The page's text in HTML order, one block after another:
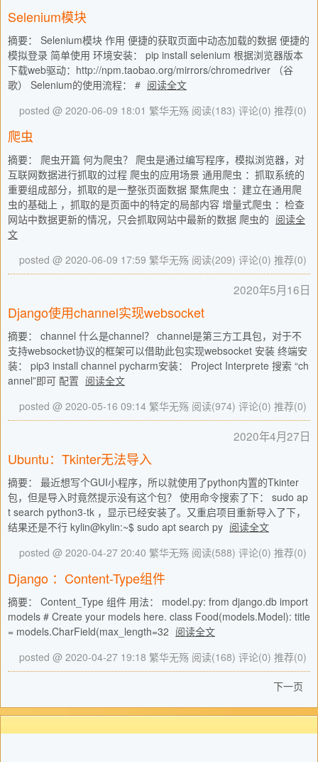
Selenium模块
摘要： Selenium模块 作用 便捷的获取页面中动态加载的数据 便捷的
模拟登录 简单使用 环境安装： pip install selenium 根据浏览器版本
下载web驱动：http://npm.taobao.org/mirrors/chromedriver （谷
歌） Selenium的使用流程： # 阅读全文
posted @ 2020-06-09 18:01 繁华无殇 阅读(183) 评论(0) 推荐(0)
爬虫
摘要： 爬虫开篇 何为爬虫？ 爬虫是通过编写程序，模拟浏览器，对
互联网数据进行抓取的过程 爬虫的应用场景 通用爬虫 ：抓取系统的
重要组成部分，抓取的是一整张页面数据 聚焦爬虫 ：建立在通用爬
虫的基础上 ，抓取的是页面中的特定的局部内容 增量式爬虫 ：检查
网站中数据更新的情况，只会抓取网站中最新的数据 爬虫的 阅读全
文
posted @ 2020-06-09 17:59 繁华无殇 阅读(209) 评论(0) 推荐(0)
2020年5月16日
Django使用channel实现websocket
摘要： channel 什么是channel？ channel是第三方工具包，对于不
支持websocket协议的框架可以借助此包实现websocket 安装 终端安
装： pip3 install channel pycharm安装： Project Interprete 搜索 “ch
annel”即可 配置 阅读全文
posted @ 2020-05-16 09:14 繁华无殇 阅读(974) 评论(0) 推荐(0)
2020年4月27日
Ubuntu：Tkinter无法导入
摘要： 最近想写个GUI小程序，所以就使用了python内置的Tkinter
包，但是导入时竟然提示没有这个包？ 使用命令搜索了下： sudo ap
t search python3-tk ，显示已经安装了。又重启项目重新导入了下，
结果还是不行 kylin@kylin:~$ sudo apt search py 阅读全文
posted @ 2020-04-27 20:40 繁华无殇 阅读(588) 评论(0) 推荐(0)
Django ：Content-Type组件
摘要： Content_Type 组件 用法： model.py: from django.db import
models # Create your models here. class Food(models.Model): title
= models.CharField(max_length=32 阅读全文
posted @ 2020-04-27 19:18 繁华无殇 阅读(168) 评论(0) 推荐(0)
下一页